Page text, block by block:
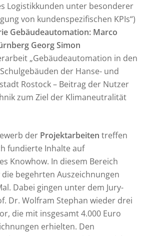
Logistikkunden unter besonderer
von kundenspezifischen KPIs“)
Gebäudeautomation: Marco
Georg Simon
„Gebäudeautomation in den
der Hanse- und
Rostock – Beitrag der Nutzer
zum Ziel der Klimaneutralität
der Projektarbeiten treffen
fundierte Inhalte auf
Knowhow. In diesem Bereich
die begehrten Auszeichnungen
Dabei gingen unter dem Jury-
Dr. Wolfram Stephan wieder drei
die mit insgesamt 4.000 Euro
erhielten. Den